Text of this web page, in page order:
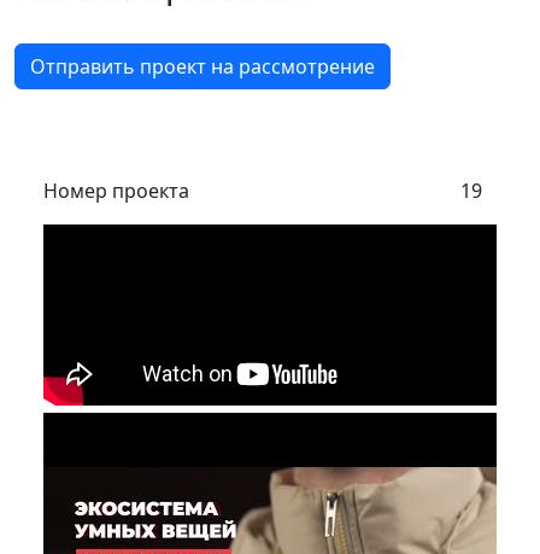
Отправить проект на рассмотрение
Номер проекта 19